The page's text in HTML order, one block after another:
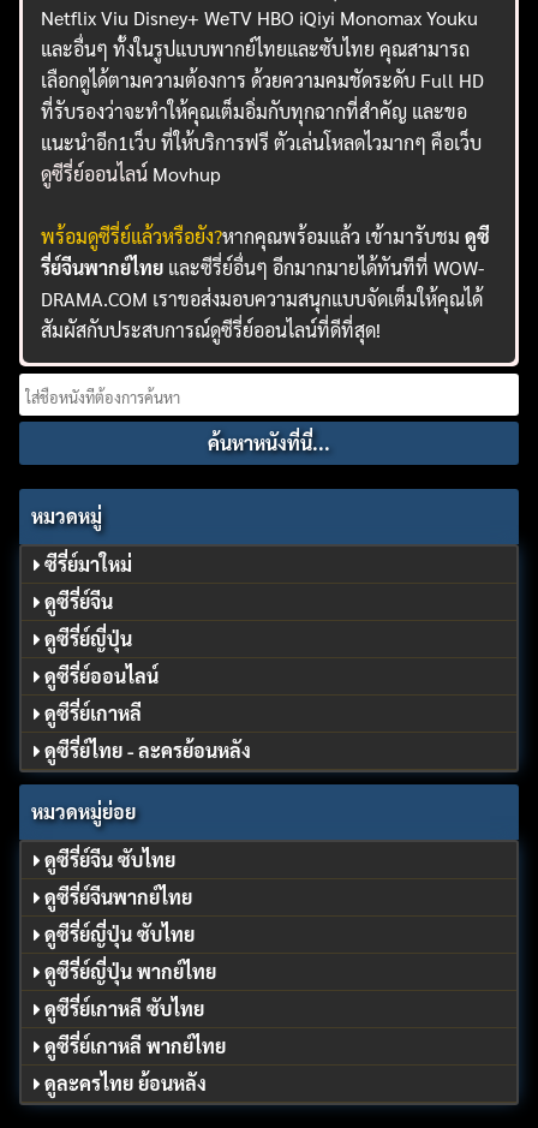
Netflix Viu Disney+ WeTV HBO iQiyi Monomax Youku
และอื่นๆ ทั้งในรูปแบบพากย์ไทยและซับไทย คุณสามารถ
เลือกดูได้ตามความต้องการ ด้วยความคมชัดระดับ Full HD
ที่รับรองว่าจะทำให้คุณเต็มอิ่มกับทุกฉากที่สำคัญ และขอ
แนะนำอีก1เว็บ ที่ให้บริการฟรี ตัวเล่นโหลดไวมากๆ คือเว็บ
ดูซีรี่ย์ออนไลน์ Movhup
พร้อมดูซีรี่ย์แล้วหรือยัง?หากคุณพร้อมแล้ว เข้ามารับชมดูซี
รี่ย์จีนพากย์ไทย และซีรี่ย์อื่นๆ อีกมากมายได้ทันทีที่ WOW-
DRAMA.COM เราขอส่งมอบความสนุกแบบจัดเต็มให้คุณได้
สัมผัสกับประสบการณ์ดูซีรี่ย์ออนไลน์ที่ดีที่สุด!
Search
for:
หมวดหมู่
ซีรี่ย์มาใหม่
ดูซีรี่ย์จีน
ดูซีรี่ย์ญี่ปุ่น
ดูซีรี่ย์ออนไลน์
ดูซีรี่ย์เกาหลี
ดูซีรี่ย์ไทย - ละครย้อนหลัง
หมวดหมู่ย่อย
ดูซีรี่ย์จีน ซับไทย
ดูซีรี่ย์จีนพากย์ไทย
ดูซีรี่ย์ญี่ปุ่น ซับไทย
ดูซีรี่ย์ญี่ปุ่น พากย์ไทย
ดูซีรี่ย์เกาหลี ซับไทย
ดูซีรี่ย์เกาหลี พากย์ไทย
ดูละครไทย ย้อนหลัง